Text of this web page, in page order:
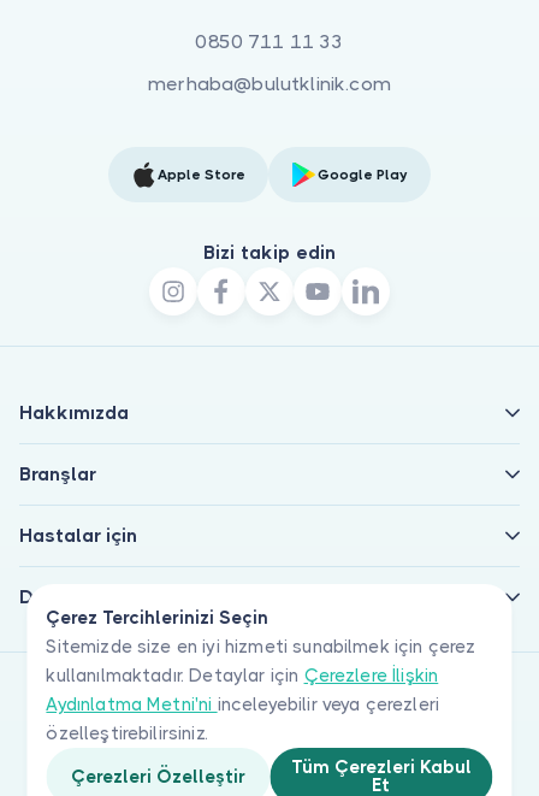
Çerez Tercihlerinizi Seçin
Sitemizde size en iyi hizmeti sunabilmek için çerez
kullanılmaktadır. Detaylar için Çerezlere İlişkin
Aydınlatma Metni'ni inceleyebilir veya çerezleri
özelleştirebilirsiniz.
Çerezleri Özelleştir
Tüm Çerezleri Kabul
Et
0850 711 11 33
merhaba@bulutklinik.com
Apple Store Google Play
Bizi takip edin
Hakkımızda
Branşlar
Hastalar için
Doktorlar için